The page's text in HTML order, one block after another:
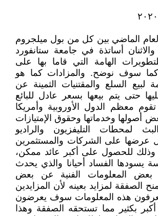
الماضي بين كل من بول ميلجروم
أساتذة في جامعة ستانفورد
الهامة التي قاما بها على
كما سوف نوضح. والمزادات كما هو
لبيع السلع والمقتنيات الثمينة عن
حتى يتم بيعها بسعر عادل للبائع
معظم الدول الأوروبية وأمريكا
أصولها وخدماتها وحقوق الإمتيازات
لمحطات التليفزيون والراديو
عرضها على الشركات والمستثمرين
للحصول على أكبر عائد ممكن،
يسودها الفساد أحيانا والذي يحدث
المعلومات الفنية عن بعض
الصفقة لمزايد بعينه لأن المزايدين
يعرفون هذه المعلومات سوف يعرضون
بكثير مما تستحقه الصفقة وهذا